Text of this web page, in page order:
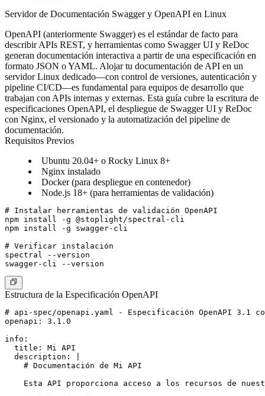
Servidor de Documentación Swagger y OpenAPI en Linux
OpenAPI (anteriormente Swagger) es el estándar de facto para
describir APIs REST, y herramientas como Swagger UI y ReDoc
generan documentación interactiva a partir de una especificación en
formato JSON o YAML. Alojar tu documentación de API en un
servidor Linux dedicado—con control de versiones, autenticación y
pipeline CI/CD—es fundamental para equipos de desarrollo que
trabajan con APIs internas y externas. Esta guía cubre la escritura de
especificaciones OpenAPI, el despliegue de Swagger UI y ReDoc
con Nginx, el versionado y la automatización del pipeline de
documentación.
Requisitos Previos
Ubuntu 20.04+ o Rocky Linux 8+
Nginx instalado
Docker (para despliegue en contenedor)
Node.js 18+ (para herramientas de validación)
# Instalar herramientas de validación OpenAPI
npm install -g @stoplight/spectral-cli
npm install -g swagger-cli
# Verificar instalación
spectral --version
Estructura de la Especificación OpenAPI
# api-spec/openapi.yaml - Especificación OpenAPI 3.1
openapi: 3.1.0
info:
  title: Mi API
  description: |
    # Documentación de Mi API
Esta API proporciona acceso a los recursos de